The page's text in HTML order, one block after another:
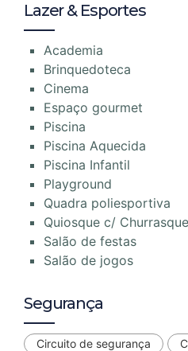
Lazer & Esportes
Academia
Brinquedoteca
Cinema
Espaço gourmet
Piscina
Piscina Aquecida
Piscina Infantil
Playground
Quadra poliesportiva
Quiosque c/
Salão de festas
Salão de jogos
Segurança
Circuito de segurança